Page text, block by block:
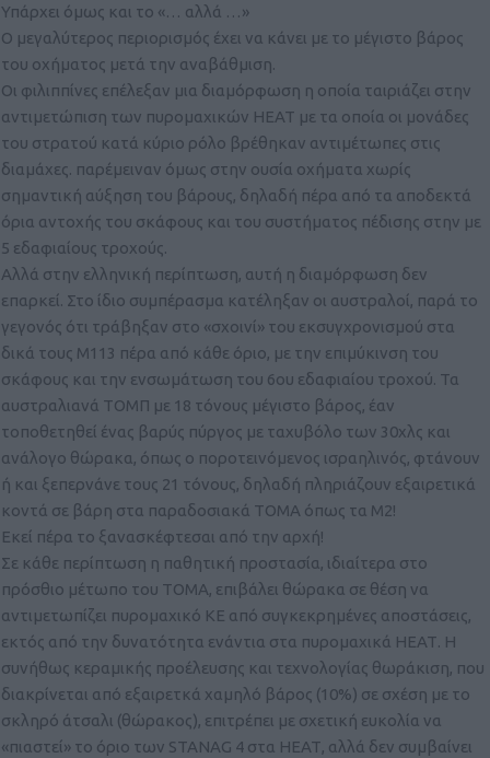
Υπάρχει όμως και το «… αλλά …»
Ο μεγαλύτερος περιορισμός έχει να κάνει με το μέγιστο βάρος
του οχήματος μετά την αναβάθμιση.
Οι φιλιππίνες επέλεξαν μια διαμόρφωση η οποία ταιριάζει στην
αντιμετώπιση των πυρομαχικών ΗΕΑΤ με τα οποία οι μονάδες
του στρατού κατά κύριο ρόλο βρέθηκαν αντιμέτωπες στις
διαμάχες. παρέμειναν όμως στην ουσία οχήματα χωρίς
σημαντική αύξηση του βάρους, δηλαδή πέρα από τα αποδεκτά
όρια αντοχής του σκάφους και του συστήματος πέδισης στην με
5 εδαφιαίους τροχούς.
Αλλά στην ελληνική περίπτωση, αυτή η διαμόρφωση δεν
επαρκεί. Στο ίδιο συμπέρασμα κατέληξαν οι αυστραλοί, παρά το
γεγονός ότι τράβηξαν στο «σχοινί» του εκσυγχρονισμού στα
δικά τους Μ113 πέρα από κάθε όριο, με την επιμύκινση του
σκάφους και την ενσωμάτωση του 6ου εδαφιαίου τροχού. Τα
αυστραλιανά ΤΟΜΠ με 18 τόνους μέγιστο βάρος, έαν
τοποθετηθεί ένας βαρύς πύργος με ταχυβόλο των 30χλς και
ανάλογο θώρακα, όπως ο ποροτεινόμενος ισραηλινός, φτάνουν
ή και ξεπερνάνε τους 21 τόνους, δηλαδή πληριάζουν εξαιρετικά
κοντά σε βάρη στα παραδοσιακά ΤΟΜΑ όπως τα Μ2!
Εκεί πέρα το ξανασκέφτεσαι από την αρχή!
Σε κάθε περίπτωση η παθητική προστασία, ιδιαίτερα στο
πρόσθιο μέτωπο του ΤΟΜΑ, επιβάλει θώρακα σε θέση να
αντιμετωπίζει πυρομαχικό ΚΕ από συγκεκρημένες αποστάσεις,
εκτός από την δυνατότητα ενάντια στα πυρομαχικά ΗΕΑΤ. Η
συνήθως κεραμικής προέλευσης και τεχνολογίας θωράκιση, που
διακρίνεται από εξαιρετκά χαμηλό βάρος (10%) σε σχέση με το
σκληρό άτσαλι (θώρακος), επιτρέπει με σχετική ευκολία να
«πιαστεί» το όριο των STANAG 4 στα ΗΕΑΤ, αλλά δεν συμβαίνει